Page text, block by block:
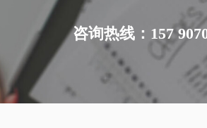
咨询热线：157